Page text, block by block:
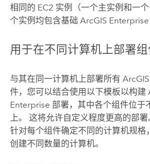
相同的 EC2 实例（一个主实例和一
个实例均包含基础 ArcGIS Enterprise
用于在不同计算机上部署
与其在同一计算机上部署所有
件，您可以结合使用以下模板以构建
Enterprise 部署，其中各个组件位于
上。 这将允许自定义程度更高的部
针对每个组件确定不同的计算机规格
创建不同数量的计算机。